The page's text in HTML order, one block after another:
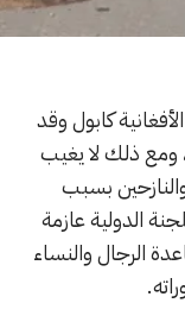
كابول وقد
ذلك لا يغيب
بسبب
الدولية عازمة
الرجال والنساء